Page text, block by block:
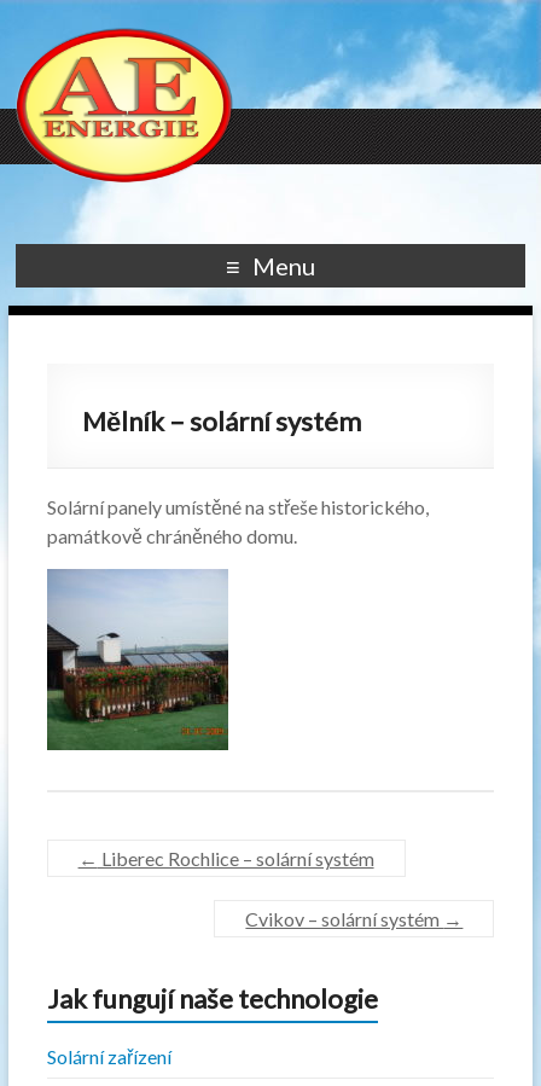
Menu
Mělník – solární systém
Solární panely umístěné na střeše historického,
památkově chráněného domu.
← Liberec Rochlice – solární systém
Cvikov – solární systém →
Jak fungují naše technologie
Solární zařízení